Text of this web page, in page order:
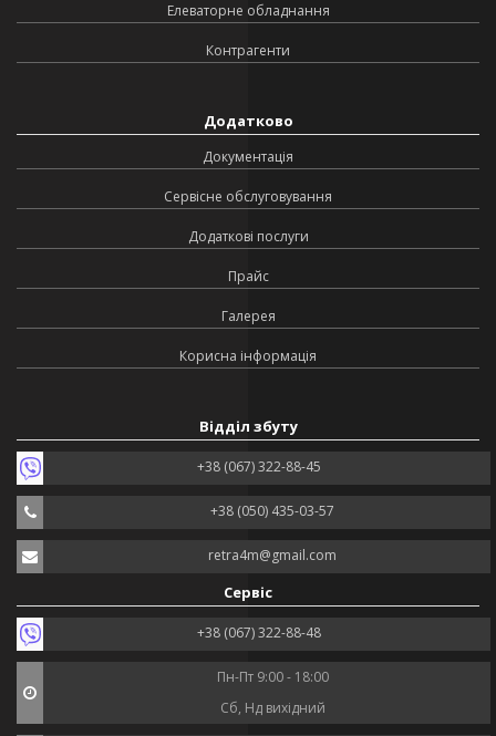
Елеваторне обладнання
Контрагенти
Додатково
Документація
Сервісне обслуговування
Додаткові послуги
Прайс
Галерея
Корисна інформація
Відділ збуту
+38 (067) 322-88-45
+38 (050) 435-03-57
retra4m@gmail.com
Сервіс
+38 (067) 322-88-48
Пн-Пт 9:00 - 18:00
Сб, Нд вихідний